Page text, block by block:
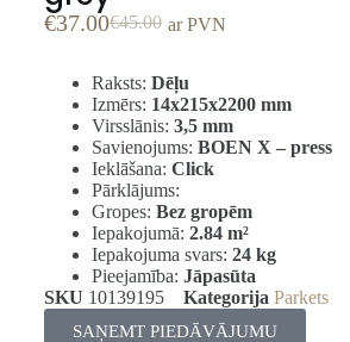
€45.00
€37.00 ar PVN
Raksts: Dēļu
Izmērs: 14x215x2200 mm
Virsslānis: 3,5 mm
Savienojums: BOEN X – press
Ieklāšana: Click
Pārklājums:
Gropes: Bez gropēm
Iepakojumā: 2.84 m²
Iepakojuma svars: 24 kg
Pieejamība: Jāpasūta
SKU 10139195 Kategorija Parkets
SAŅEMT PIEDĀVĀJUMU